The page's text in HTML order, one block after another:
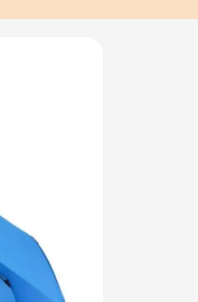
categorie
& Veiligheid categorie
& Vrije tijd categorie
& Kids categorie
categorie
& thema's categorie